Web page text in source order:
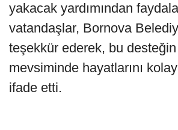
yakacak yardımından
vatandaşlar, Bornova
teşekkür ederek, bu desteğin
mevsiminde hayatlarını
ifade etti.